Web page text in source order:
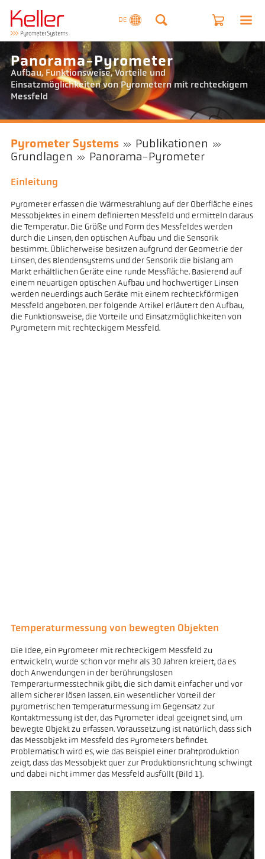
DE
Panorama-Pyrometer
Aufbau, Funktionsweise, Vorteile und
Einsatzmöglichkeiten von Pyrometern mit rechteckigem
Messfeld
Pyrometer Systems
Publikationen
Grundlagen
Panorama-Pyrometer
Einleitung
Pyrometer erfassen die Wärmestrahlung auf der Oberfläche eines
Messobjektes in einem definierten Messfeld und ermitteln daraus
die Temperatur. Die Größe und Form des Messfeldes werden
durch die Linsen, den optischen Aufbau und die Sensorik
bestimmt. Üblicherweise besitzen aufgrund der Geometrie der
Linsen, des Blendensystems und der Sensorik die bislang am
Markt erhältlichen Geräte eine runde Messfläche. Basierend auf
einem neuartigen optischen Aufbau und hochwertiger Linsen
werden neuerdings auch Geräte mit einem rechteckförmigen
Messfeld angeboten. Der folgende Artikel erläutert den Aufbau,
die Funktionsweise, die Vorteile und Einsatzmöglichkeiten von
Pyrometern mit rechteckigem Messfeld.
Temperaturmessung von bewegten Objekten
Die Idee, ein Pyrometer mit rechteckigem Messfeld zu
entwickeln, wurde schon vor mehr als 30 Jahren kreiert, da es
doch Anwendungen in der berührungslosen
Temperarturmesstechnik gibt, die sich damit einfacher und vor
allem sicherer lösen lassen. Ein wesentlicher Vorteil der
pyrometrischen Temperaturmessung im Gegensatz zur
Kontaktmessung ist der, das Pyrometer ideal geeignet sind, um
bewegte Objekt zu erfassen. Voraussetzung ist natürlich, dass sich
das Messobjekt im Messfeld des Pyrometers befindet.
Problematisch wird es, wie das Beispiel einer Drahtproduktion
zeigt, dass das Messobjekt quer zur Produktionsrichtung schwingt
und dabei nicht immer das Messfeld ausfüllt (Bild 1).